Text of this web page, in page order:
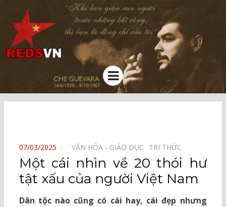
Kênh chia sẻ tri thức cộng đồng
Menu
POSTED
ON
07/03/2025 VĂN HÓA - GIÁO DỤC⠀ TRI THỨC⠀
Một cái nhìn về 20 thói hư
tật xấu của người Việt Nam
Dân tộc nào cũng có cái hay, cái đẹp nhưng